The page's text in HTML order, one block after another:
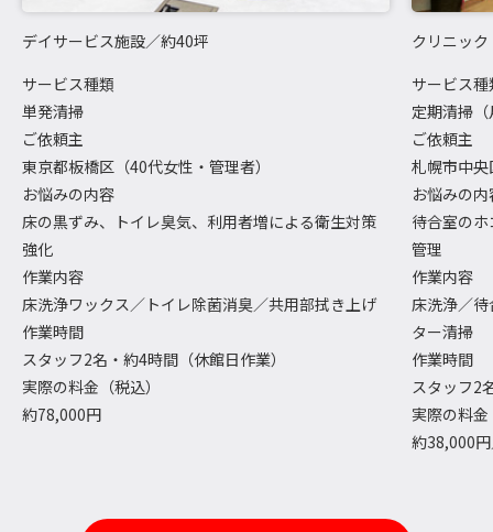
デイサービス施設／約40坪
サービス種類
単発清掃
ご依頼主
東京都板橋区（40代女性・管理者）
お悩みの内容
床の黒ずみ、トイレ臭気、利用者増による衛生対策
強化
作業内容
床洗浄ワックス／トイレ除菌消臭／共用部拭き上げ
作業時間
スタッフ2名・約4時間（休館日作業）
実際の料金（税込）
約78,000円
クリニッ
サービス種
定期清掃
ご依頼主
札幌市中
お悩みの内
待合室の
管理
作業内容
床洗浄／
ター清掃
作業時間
スタッフ2
実際の料
約38,000